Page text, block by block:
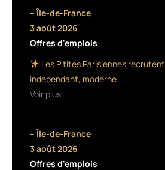
150
magasins
Sephora
travers
l’Europe,
Authentic
– Île-de-France
3 août 2026
Offres d'emplois
Les P’tites Parisiennes recrutent
indépendant, moderne...
Voir plus
– Île-de-France
3 août 2026
Offres d'emplois